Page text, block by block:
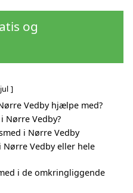
og
Vedby hjælpe med?
Nørre Vedby?
i Nørre Vedby
Nørre Vedby eller hele
i de omkringliggende